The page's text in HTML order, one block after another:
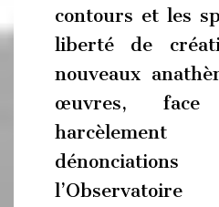
contours et les
liberté de
nouveaux
œuvres,